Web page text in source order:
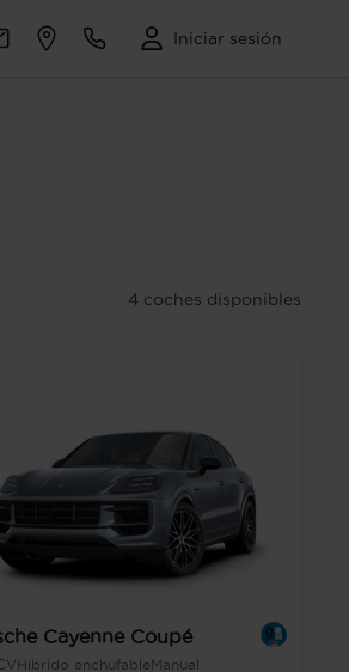
Iniciar sesión
4 coches disponibles
Cayenne Coupé
Híbrido enchufable Manual